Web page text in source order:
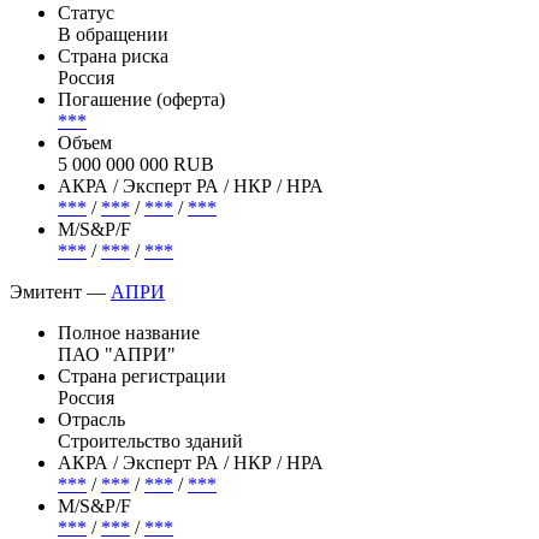
Статус
В обращении
Страна риска
Россия
Погашение (оферта)
***
Объем
5 000 000 000 RUB
АКРА / Эксперт РА / НКР / НРА
*** / *** / *** / ***
М/S&P/F
*** / *** / ***
Эмитент — АПРИ
Полное название
ПАО "АПРИ"
Страна регистрации
Россия
Отрасль
Строительство зданий
АКРА / Эксперт РА / НКР / НРА
*** / *** / *** / ***
М/S&P/F
*** / *** / ***